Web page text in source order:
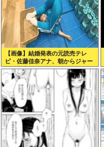
【画像】結婚発表の元読売テレ
ビ・佐藤佳奈アナ、朝からジャー
ジ尻丸出し